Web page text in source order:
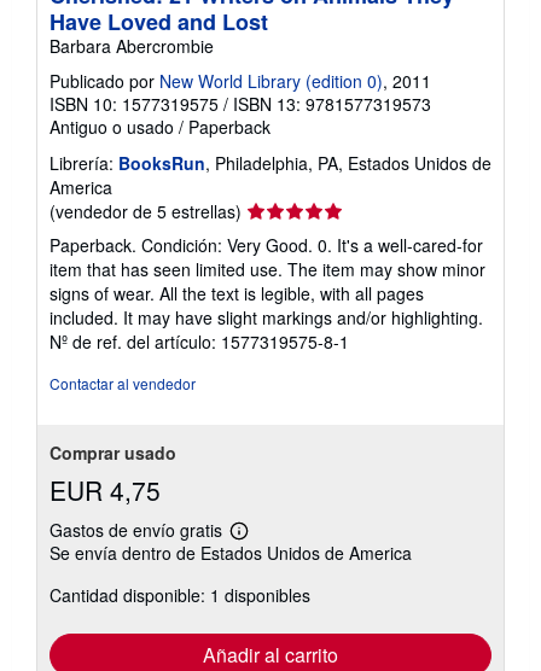
Have Loved and Lost
Barbara Abercrombie
Publicado por New World Library (edition 0), 2011
ISBN 10: 1577319575 / ISBN 13: 9781577319573
Antiguo o usado / Paperback
Librería: BooksRun, Philadelphia, PA, Estados Unidos de
America
(vendedor de 5 estrellas) Calificación
del
vendedor:
5
de
5
estrellas
Paperback. Condición: Very Good. 0. It's a well-cared-for
item that has seen limited use. The item may show minor
signs of wear. All the text is legible, with all pages
included. It may have slight markings and/or highlighting.
Nº de ref. del artículo: 1577319575-8-1
Contactar al vendedor
Comprar usado
EUR 4,75
Gastos de envío gratis
Más
información
las
tarifas
envío
Se envía dentro de Estados Unidos de America
Cantidad disponible: 1 disponibles
Añadir al carrito